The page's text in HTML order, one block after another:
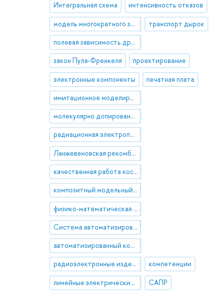
Интегральная схема интенсивность отказов
модель многократного захвата транспорт дырок
полевая зависимость дрейфовой подвижности
закон Пула-Френкеля проектирование
электронные компоненты печатная плата
имитационное моделирование
молекулярно допированные полимеры
радиационная электропроводность
Ланжевеновская рекомбинация
качественная работа космических аппаратов
композитный модельный диэлектрик
физико-математическая модель явления
Система автоматизированного контроля
автоматизированный контроль
радиоэлектронные изделия компетенции
линейные электрические эквивалентные схемы САПР